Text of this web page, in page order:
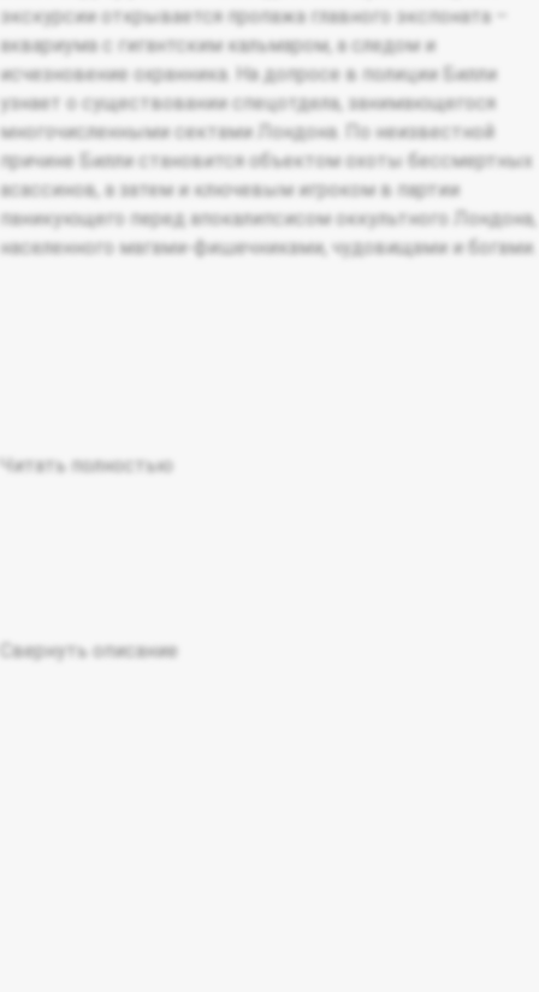
экскурсии открывается пропажа главного экспоната –
аквариума с гигантским кальмаром, а следом и
исчезновение охранника. На допросе в полиции Билли
узнает о существовании спецотдела, занимающегося
многочисленными сектами Лондона. По неизвестной
причине Билли становится объектом охоты бессмертных
асассинов, а затем и ключевым игроком в партии
паникующего перед апокалипсисом оккультного Лондона,
населенного магами-фишечниками, чудовищами и богами.
Читать полностью
Свернуть описание